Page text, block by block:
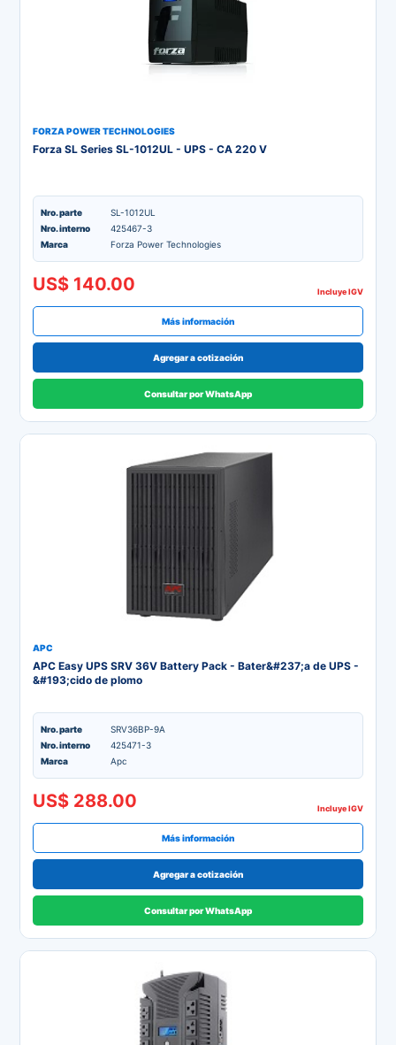
FORZA POWER TECHNOLOGIES
Forza SL Series SL-1012UL - UPS - CA 220 V
Nro. parte
SL-1012UL
Nro. interno
425467-3
Marca
Forza Power Technologies
US$ 140.00 Incluye IGV
Más información
Agregar a cotización
Consultar por WhatsApp
APC
APC Easy UPS SRV 36V Battery Pack - Bater&#237;a de UPS -
&#193;cido de plomo
Nro. parte
SRV36BP-9A
Nro. interno
425471-3
Marca
Apc
US$ 288.00 Incluye IGV
Más información
Agregar a cotización
Consultar por WhatsApp